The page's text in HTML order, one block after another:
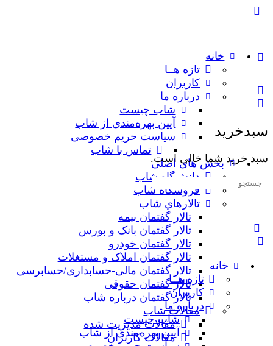
خانه
تازه هــا
کاربران
درباره ما
شاب چیست
آیین بهره‌مندی از شاب
سیاست حریم خصوصی
تماس با شاب
بخش های اصلی
دانش‌گاه شاب
فروشگاه شاب
تالارهاي شاب
تالار گفتمان بیمه
تالار گفتمان بانک و بورس
تالار گفتمان خودرو
تالار گفتمان املاک و مستغلات
تالار گفتمان مالی-حسابداری/حسابرسی
تالار گفتمان حقوقی
تالار گفتمان درباره شاب
مقالات شاب
مقالات مدیریت شده
مقالات کاربران
سبدخرید
سبد خرید شما خالی است.
جستجوی:
خانه
تازه هــا
کاربران
درباره ما
شاب چیست
آیین بهره‌مندی از شاب